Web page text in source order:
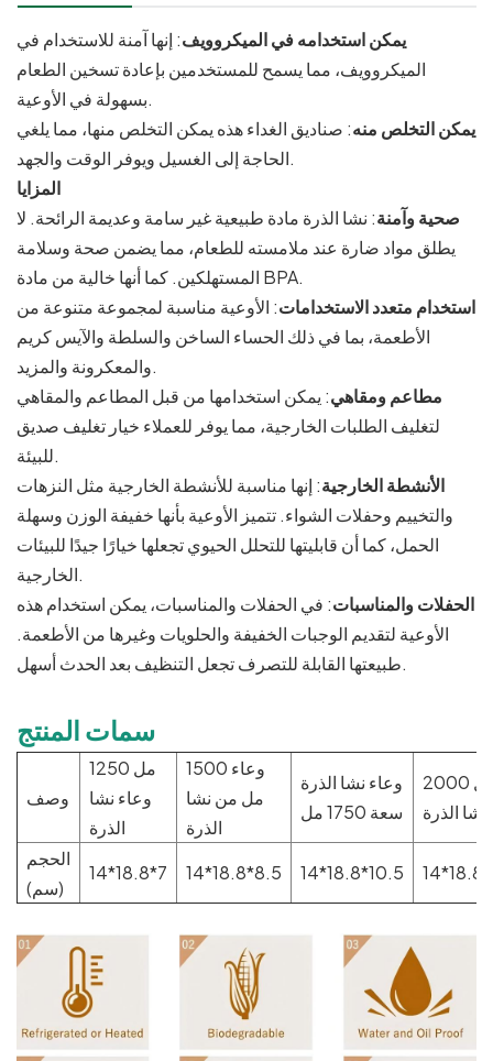
يمكن استخدامه في الميكروويف: إنها آمنة للاستخدام في
الميكروويف، مما يسمح للمستخدمين بإعادة تسخين الطعام
بسهولة في الأوعية.
يمكن التخلص منه: صناديق الغداء هذه يمكن التخلص منها، مما يلغي
الحاجة إلى الغسيل ويوفر الوقت والجهد.
المزايا
صحية وآمنة: نشا الذرة مادة طبيعية غير سامة وعديمة الرائحة. لا
يطلق مواد ضارة عند ملامسته للطعام، مما يضمن صحة وسلامة
المستهلكين. كما أنها خالية من مادة BPA.
استخدام متعدد الاستخدامات: الأوعية مناسبة لمجموعة متنوعة من
الأطعمة، بما في ذلك الحساء الساخن والسلطة والآيس كريم
والمعكرونة والمزيد.
مطاعم ومقاهي: يمكن استخدامها من قبل المطاعم والمقاهي
لتغليف الطلبات الخارجية، مما يوفر للعملاء خيار تغليف صديق
للبيئة.
الأنشطة الخارجية: إنها مناسبة للأنشطة الخارجية مثل النزهات
والتخييم وحفلات الشواء. تتميز الأوعية بأنها خفيفة الوزن وسهلة
الحمل، كما أن قابليتها للتحلل الحيوي تجعلها خيارًا جيدًا للبيئات
الخارجية.
الحفلات والمناسبات: في الحفلات والمناسبات، يمكن استخدام هذه
الأوعية لتقديم الوجبات الخفيفة والحلويات وغيرها من الأطعمة.
طبيعتها القابلة للتصرف تجعل التنظيف بعد الحدث أسهل.
سمات المنتج
وصف
1250 مل
وعاء نشا
الذرة
وعاء 1500
مل من نشا
الذرة
وعاء نشا الذرة
سعة 1750 مل
2000 مل
الذرة
الحجم
(سم)
14*18.8*7 14*18.8*8.5 14*18.8*10.5